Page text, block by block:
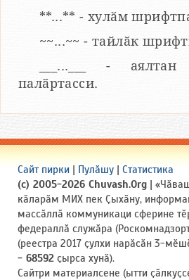
**...** - хулӑм
~~...~~ - тайлӑк
___...___ -
палӑртасси.
Сайт пирки | Пулӑшу | Статистика
(c) 2005-2026 Chuvash.Org |
кӑларӑм МИХ пек Ҫыхӑну,
массӑллӑ коммуникаци сферине
федераллӑ служӑра
(реестра 2017 ҫулхи нарӑсӑн 3-
- 68592 ҫырса хунӑ).
Сайтри материалсене (ытти